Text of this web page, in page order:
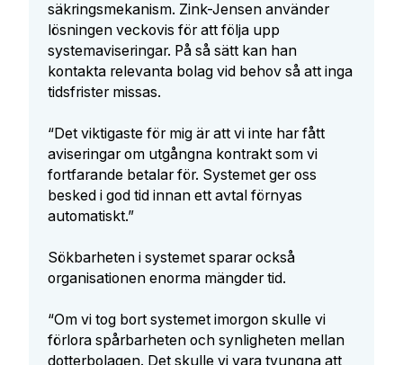
säkringsmekanism. Zink-Jensen använder
lösningen veckovis för att följa upp
systemaviseringar. På så sätt kan han
kontakta relevanta bolag vid behov så att inga
tidsfrister missas.
“Det viktigaste för mig är att vi inte har fått
aviseringar om utgångna kontrakt som vi
fortfarande betalar för. Systemet ger oss
besked i god tid innan ett avtal förnyas
automatiskt.”
Sökbarheten i systemet sparar också
organisationen enorma mängder tid.
“Om vi tog bort systemet imorgon skulle vi
förlora spårbarheten och synligheten mellan
dotterbolagen. Det skulle vi vara tvungna att